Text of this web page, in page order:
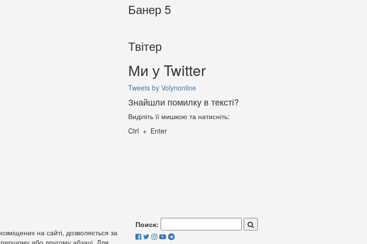
Банер 5
Твітер
Ми у Twitter
Tweets by Volynonline
Знайшли помилку в тексті?
Виділіть її мишкою та натисніть:
Ctrl + Enter
на сайті, дозволяється за
Поиск: